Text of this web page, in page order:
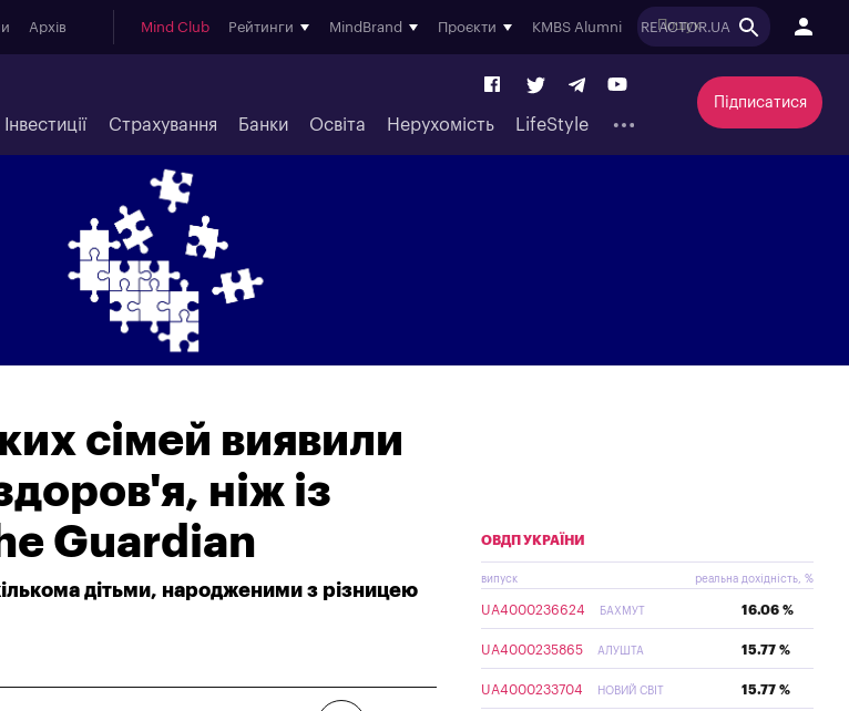
Архів Mind Club Рейтинги MindBrand Проєкти KMBS Alumni REACTOR.UA
Інвестиції Страхування Банки Освіта Нерухомість LifeStyle
Підписатися
сімей виявили
ніж із
Guardian
дітьми, народженими з різницею
ОВДП УКРАЇНИ
випуск реальна дохідність, %
UA4000236624 БАХМУТ 16.06 %
UA4000235865 АЛУШТА 15.77 %
UA4000233704 НОВИЙ СВІТ 15.77 %